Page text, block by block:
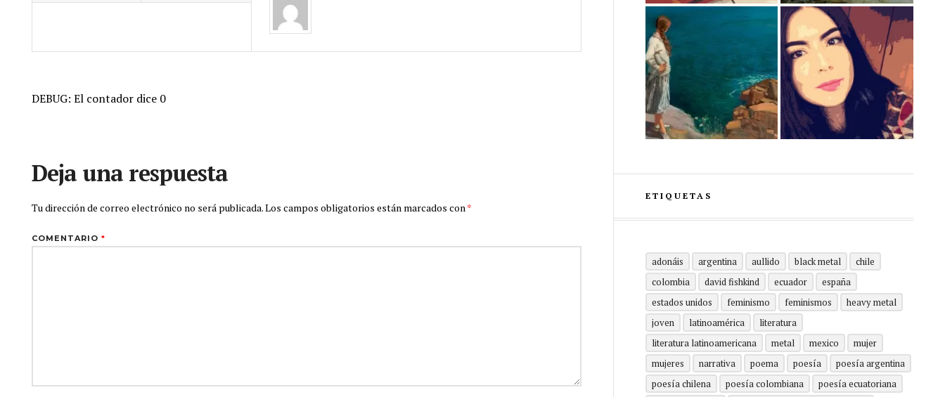
DEBUG: El contador dice 0
Deja una respuesta
Tu dirección de correo electrónico no será publicada.Los campos obligatorios están marcados con*
COMENTARIO *
ETIQUETAS
adonáis argentina aullido black metal
chile
colombia
david fishkind ecuador
españa
estados unidos
feminismo feminismos
heavy metal
joven
latinoamérica
literatura
literatura latinoamericana
metal mexico
mujer
mujeres
narrativa poema poesía
poesía argentina
poesía chilena
poesía colombiana
poesía ecuatoriana